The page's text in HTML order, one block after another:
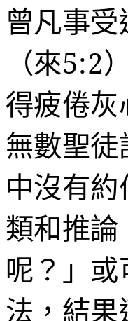
曾凡事
（來5:2）
得疲倦
無數聖
中沒有
類和推論
呢？」
法，結